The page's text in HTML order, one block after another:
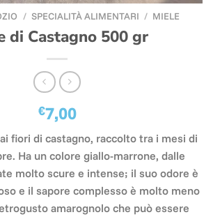
/ SPECIALITÀ ALIMENTARI / MIELE
di Castagno 500 gr
€7,00
fiori di castagno, raccolto tra i mesi di
Ha un colore giallo-marrone, dalle
molto scure e intense; il suo odore è
e il sapore complesso è molto meno
amarognolo che può essere